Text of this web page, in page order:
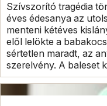
Szívszorító tragédia
éves édesanya az
menteni kétéves
elől lelökte a
sértetlen maradt, az
szerelvény. A baleset